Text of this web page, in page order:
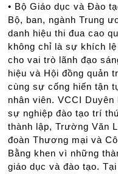
• Bộ Giáo dục và Đào
Bộ, ban, ngành Trung
danh hiệu thi đua cao
không chỉ là sự khích
cho vai trò lãnh đạo
hiệu và Hội đồng quản
cùng sự cống hiến tận
nhân viên. VCCI
sự nghiệp đào tạo trí
thành lập, Trường Văn
đoàn Thương mại và
Bằng khen vì những
giáo dục và đào tạo.